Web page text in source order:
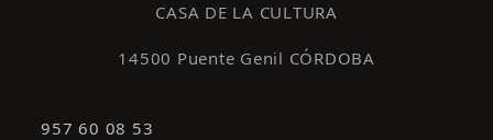
CASA DE LA CULTURA
14500 Puente Genil CÓRDOBA
957 60 08 53